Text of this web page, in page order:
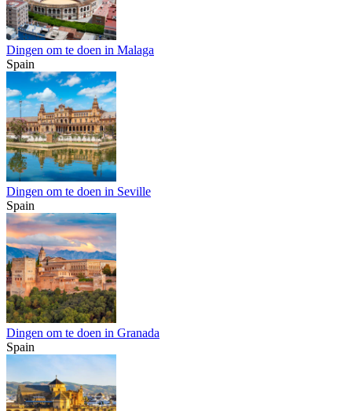
Dingen om te doen in Malaga
Spain
Dingen om te doen in Seville
Spain
Dingen om te doen in Granada
Spain